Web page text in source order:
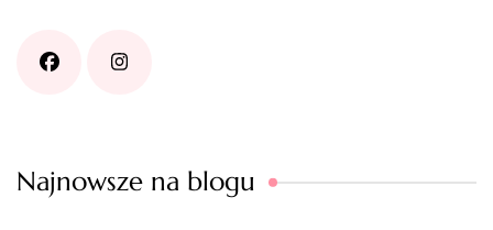
Najnowsze na blogu